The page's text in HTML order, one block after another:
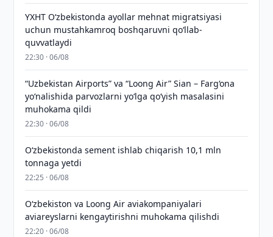
YXHT O‘zbekistonda ayollar mehnat migratsiyasi
uchun mustahkamroq boshqaruvni qo‘llab-
quvvatlaydi
22:30 · 06/08
“Uzbekistan Airports” va “Loong Air” Sian – Farg‘ona
yo‘nalishida parvozlarni yo‘lga qo‘yish masalasini
muhokama qildi
22:30 · 06/08
O‘zbekistonda sement ishlab chiqarish 10,1 mln
tonnaga yetdi
22:25 · 06/08
Oʻzbekiston va Loong Air aviakompaniyalari
aviareyslarni kengaytirishni muhokama qilishdi
22:20 · 06/08